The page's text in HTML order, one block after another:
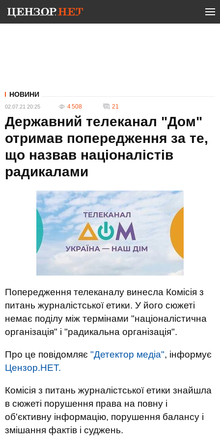
НОВИНИ
02.07.21 20:25 4 508 21
Державний телеканал "Дом"
отримав попередження за те,
що назвав націоналістів
радикалами
Попередження телеканалу винесла Комісія з
питань журналістської етики. У його сюжеті
немає поділу між термінами "націоналістична
організація" і "радикальна організація".
Про це повідомляє "Детектор медіа", інформує
Цензор.НЕТ.
Комісія з питань журналістської етики знайшла
в сюжеті порушення права на повну і
об'єктивну інформацію, порушення балансу і
змішання фактів і суджень.